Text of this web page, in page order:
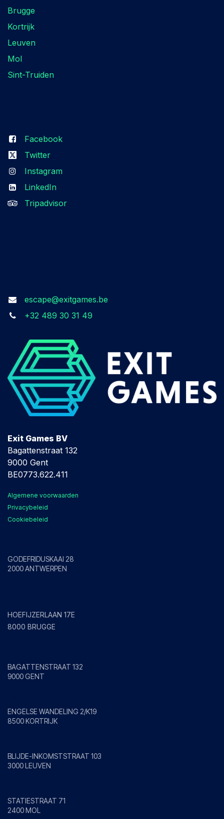
Brugge
Kortrijk
Leuven
Mol
Sint-Truiden
Facebook
Twitter
Instagram
LinkedIn
Tripadvisor
escape@exitgames.be
+32 489 30 31 49
Exit Games BV
Bagattenstraat 132
9000 Gent
BE0773.622.411
Algemene voorwaarden
Privacybeleid
Cookiebeleid
GODEFRIDUSKAAI 28
2000 ANTWERPEN
HOEFIJZERLAAN 17E
8000 BRUGGE
BAGATTENSTRAAT 132
9000 GENT
ENGELSE WANDELING 2/K19
8500 KORTRIJK
BLIJDE-INKOMSTSTRAAT 103
3000 LEUVEN
STATIESTRAAT 71
2400 MOL